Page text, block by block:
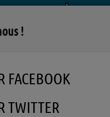
Autres interviews
!
FACEBOOK
TWITTER